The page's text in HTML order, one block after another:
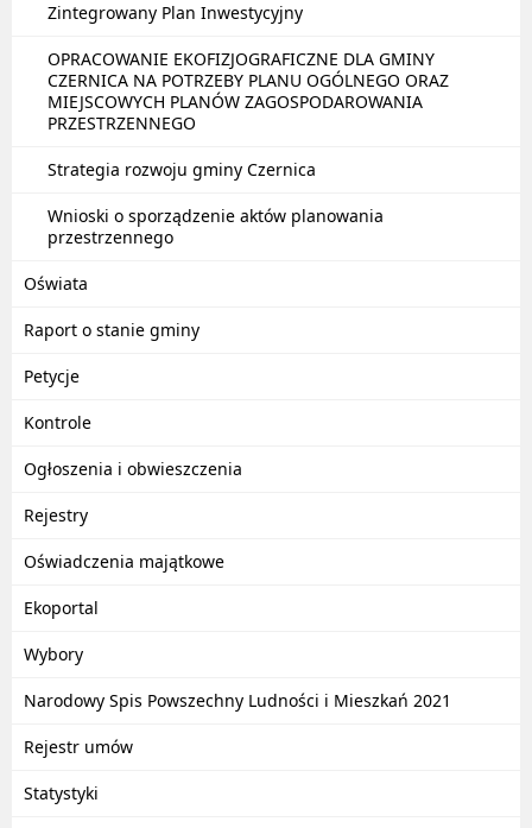
Zintegrowany Plan Inwestycyjny
OPRACOWANIE EKOFIZJOGRAFICZNE DLA GMINY
CZERNICA NA POTRZEBY PLANU OGÓLNEGO ORAZ
MIEJSCOWYCH PLANÓW ZAGOSPODAROWANIA
PRZESTRZENNEGO
Strategia rozwoju gminy Czernica
Wnioski o sporządzenie aktów planowania
przestrzennego
Oświata
Raport o stanie gminy
Petycje
Kontrole
Ogłoszenia i obwieszczenia
Rejestry
Oświadczenia majątkowe
Ekoportal
Wybory
Narodowy Spis Powszechny Ludności i Mieszkań 2021
Rejestr umów
Statystyki